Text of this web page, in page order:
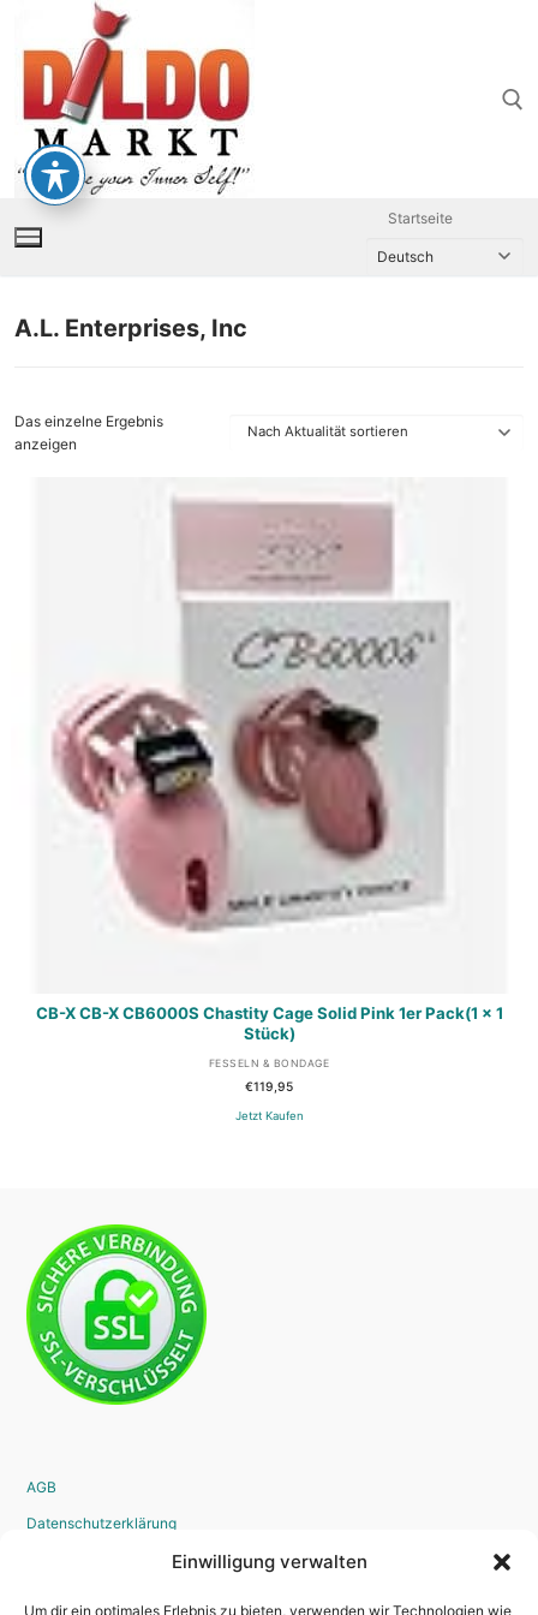
Einwilligung verwalten
Um dir ein optimales Erlebnis zu bieten, verwenden wir Technologien wie
springen
Startseite
A.L. Enterprises, Inc
Das einzelne Ergebnis
anzeigen
CB-X CB-X CB6000S Chastity Cage Solid Pink 1er Pack(1 x 1
Stück)
FESSELN & BONDAGE
€119,95
Jetzt Kaufen
AGB
Datenschutzerklärung